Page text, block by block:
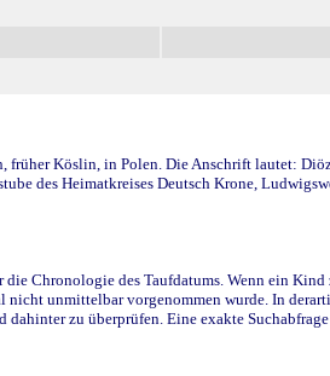
Köslin, in Polen. Die Anschrift lautet:
des Heimatkreises Deutsch Krone,
Chronologie des Taufdatums. Wenn ein
unmittelbar vorgenommen wurde. In
zu überprüfen. Eine exakte